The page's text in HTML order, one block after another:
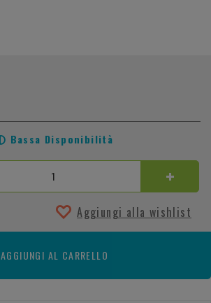
Bassa Disponibilità
Aggiungi alla wishlist
AGGIUNGI AL CARRELLO